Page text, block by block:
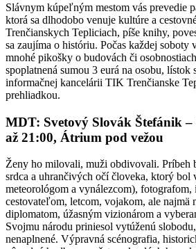
Slávnym kúpeľným mestom vás prevedie
ktorá sa dlhodobo venuje kultúre a
Trenčianskych Tepliciach, píše knihy,
sa zaujíma o históriu. Počas každej soboty
mnohé pikošky o budovách či
spoplatnená sumou 3 eurá na osobu,
informačnej kancelárii TIK Trenčianske
prehliadkou.
MDT: Svetový Slovák Štefánik –
až 21:00, Átrium pod vežou
Ženy ho milovali, muži obdivovali. Príbeh
srdca a uhrančivých očí človeka, ktorý bol
meteorológom a vynálezcom), fotografom,
cestovateľom, letcom, vojakom, ale najmä
diplomatom, úžasným vizionárom a
Svojmu národu priniesol vytúženú
nenaplnené. Výpravná scénografia,